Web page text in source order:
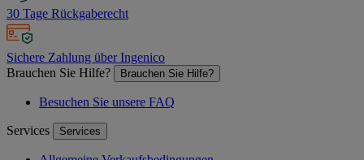
30 Tage Rückgaberecht
Sichere Zahlung über Ingenico
Brauchen Sie Hilfe?
Brauchen Sie Hilfe?
Besuchen Sie unsere FAQ
Services Services